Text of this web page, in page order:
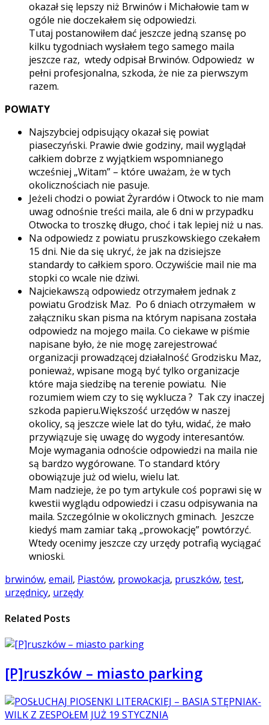
okazał się lepszy niż Brwinów i Michałowie tam w
ogóle nie doczekałem się odpowiedzi.
Tutaj postanowiłem dać jeszcze jedną szansę po
kilku tygodniach wysłałem tego samego maila
jeszcze raz, wtedy odpisał Brwinów. Odpowiedz w
pełni profesjonalna, szkoda, że nie za pierwszym
razem.
POWIATY
Najszybciej odpisujący okazał się powiat
piaseczyński. Prawie dwie godziny, mail wyglądał
całkiem dobrze z wyjątkiem wspomnianego
wcześniej „Witam” – które uważam, że w tych
okolicznościach nie pasuje.
Jeżeli chodzi o powiat Żyrardów i Otwock to nie mam
uwag odnośnie treści maila, ale 6 dni w przypadku
Otwocka to troszkę długo, choć i tak lepiej niż u nas.
Na odpowiedz z powiatu pruszkowskiego czekałem
15 dni. Nie da się ukryć, że jak na dzisiejsze
standardy to całkiem sporo. Oczywiście mail nie ma
stopki co wcale nie dziwi.
Najciekawszą odpowiedz otrzymałem jednak z
powiatu Grodzisk Maz. Po 6 dniach otrzymałem w
załączniku skan pisma na którym napisana została
odpowiedz na mojego maila. Co ciekawe w piśmie
napisane było, że nie mogę zarejestrować
organizacji prowadzącej działalność Grodzisku Maz,
ponieważ, wpisane mogą być tylko organizacje
które maja siedzibę na terenie powiatu. Nie
rozumiem wiem czy to się wyklucza ? Tak czy inaczej
szkoda papieru.Większość urzędów w naszej
okolicy, są jeszcze wiele lat do tyłu, widać, że mało
przywiązuje się uwagę do wygody interesantów.
Moje wymagania odnoście odpowiedzi na maila nie
są bardzo wygórowane. To standard który
obowiązuje już od wielu, wielu lat.
Mam nadzieje, że po tym artykule coś poprawi się w
kwestii wyglądu odpowiedzi i czasu odpisywania na
maila. Szczególnie w okolicznych gminach. Jeszcze
kiedyś mam zamiar taką „prowokację” powtórzyć.
Wtedy ocenimy jeszcze czy urzędy potrafią wyciągać
wnioski.
brwinów, email, Piastów, prowokacja, pruszków, test,
urzędnicy, urzędy
Related Posts
[P]ruszków – miasto parking